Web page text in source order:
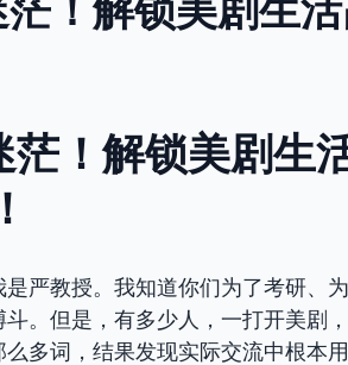
茫！解锁美剧生
严教授。我知道你们为了考研、
。但是，有多少人，一打开美剧
多词，结果发现实际交流中根本